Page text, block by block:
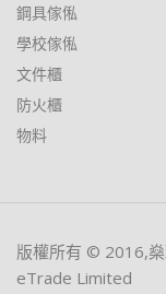
鋼具傢俬
學校傢俬
文件櫃
防火櫃
物料
版權所有 © 2016,
eTrade Limited